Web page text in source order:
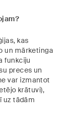
kas
un mārketinga
funkciju
preces un
var izmantot
krātuvi),
uz tādām